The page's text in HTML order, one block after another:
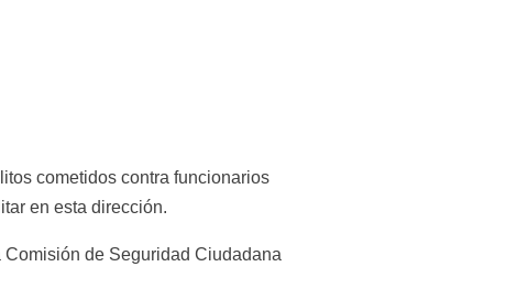
cometidos contra funcionarios
en esta dirección.
Comisión de Seguridad Ciudadana